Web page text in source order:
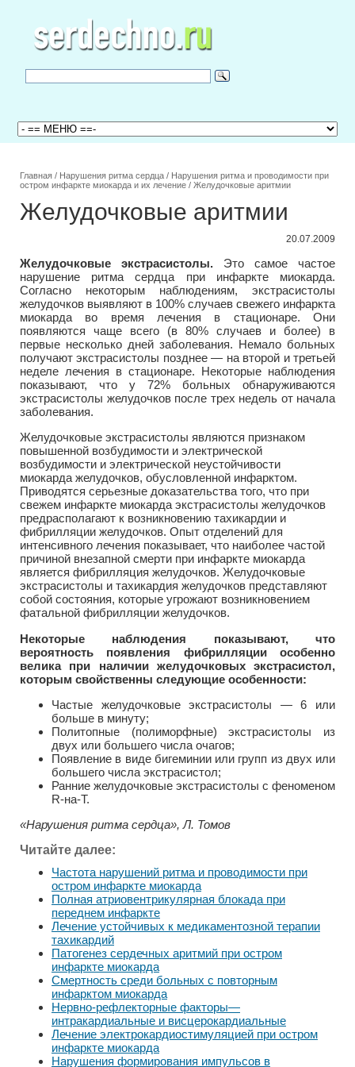
Главная / Нарушения ритма сердца / Нарушения ритма и проводимости при
остром инфаркте миокарда и их лечение / Желудочковые аритмии
Желудочковые аритмии
20.07.2009
Желудочковые экстрасистолы. Это самое частое
нарушение ритма сердца при инфаркте миокарда.
Согласно некоторым наблюдениям, экстрасистолы
желудочков выявляют в 100% случаев свежего инфаркта
миокарда во время лечения в стационаре. Они
появляются чаще всего (в 80% случаев и более) в
первые несколько дней заболевания. Немало больных
получают экстрасистолы позднее — на второй и третьей
неделе лечения в стационаре. Некоторые наблюдения
показывают, что у 72% больных обнаруживаются
экстрасистолы желудочков после трех недель от начала
заболевания.
Желудочковые экстрасистолы являются признаком
повышенной возбудимости и электрической
возбудимости и электрической неустойчивости
миокарда желудочков, обусловленной инфарктом.
Приводятся серьезные доказательства того, что при
свежем инфаркте миокарда экстрасистолы желудочков
предрасполагают к возникновению тахикардии и
фибрилляции желудочков. Опыт отделений для
интенсивного лечения показывает, что наиболее частой
причиной внезапной смерти при инфаркте миокарда
является фибрилляция желудочков. Желудочковые
экстрасистолы и тахикардия желудочков представляют
собой состояния, которые угрожают возникновением
фатальной фибрилляции желудочков.
Некоторые наблюдения показывают, что
вероятность появления фибрилляции особенно
велика при наличии желудочковых экстрасистол,
которым свойственны следующие особенности:
Частые желудочковые экстрасистолы — 6 или
больше в минуту;
Политопные (полиморфные) экстрасистолы из
двух или большего числа очагов;
Появление в виде бигеминии или групп из двух или
большего числа экстрасистол;
Ранние желудочковые экстрасистолы с феноменом
R-на-Т.
«Нарушения ритма сердца», Л. Томов
Читайте далее:
Частота нарушений ритма и проводимости при
остром инфаркте миокарда
Полная атриовентрикулярная блокада при
переднем инфаркте
Лечение устойчивых к медикаментозной терапии
тахикардий
Патогенез сердечных аритмий при остром
инфаркте миокарда
Смертность среди больных с повторным
инфарктом миокарда
Нервно-рефлекторные факторы—
интракардиальные и висцерокардиальные
Лечение электрокардиостимуляцией при остром
инфаркте миокарда
Нарушения формирования импульсов в